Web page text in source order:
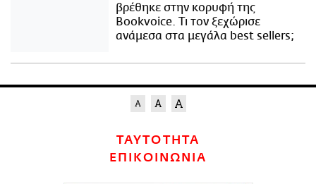
βρέθηκε στην κορυφή της
Bookvoice. Τι τον ξεχώρισε
ανάμεσα στα μεγάλα best sellers;
ΤΑΥΤΟΤΗΤΑ
ΕΠΙΚΟΙΝΩΝΙΑ